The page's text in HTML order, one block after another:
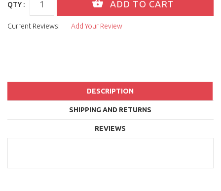
QTY :
Current Reviews: Add Your Review
DESCRIPTION
SHIPPING AND RETURNS
REVIEWS